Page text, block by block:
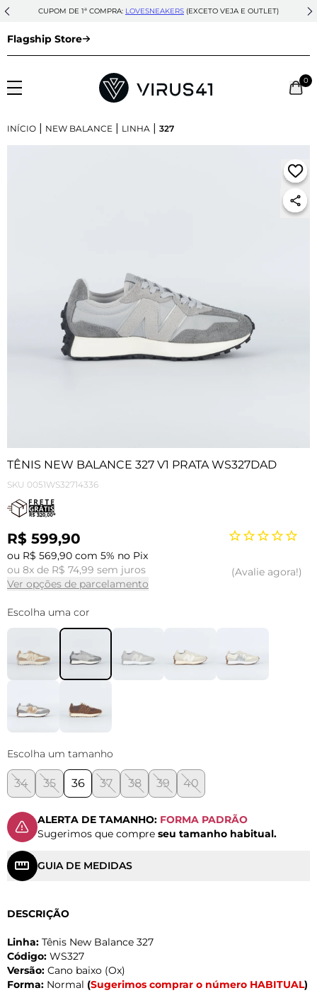
CUPOM DE 1ª COMPRA: LOVESNEAKERS (EXCETO VEJA E OUTLET)
Flagship Store
0
INÍCIO | NEW BALANCE | LINHA | 327
TÊNIS NEW BALANCE 327 V1 PRATA WS327DAD
SKU 0051WS32714336
R$ 599,90
ou R$ 569,90 com 5% no Pix
ou 8x de R$ 74,99 sem juros
Ver opções de parcelamento
Avalie agora!
Escolha uma cor
Escolha um tamanho
34 35 36 37 38 39 40
ALERTA DE TAMANHO: FORMA PADRÃO
Sugerimos que compre seu tamanho habitual.
GUIA DE MEDIDAS
DESCRIÇÃO
Linha: Tênis New Balance 327
Código: WS327
Versão: Cano baixo (Ox)
Forma: Normal (Sugerimos comprar o número HABITUAL)